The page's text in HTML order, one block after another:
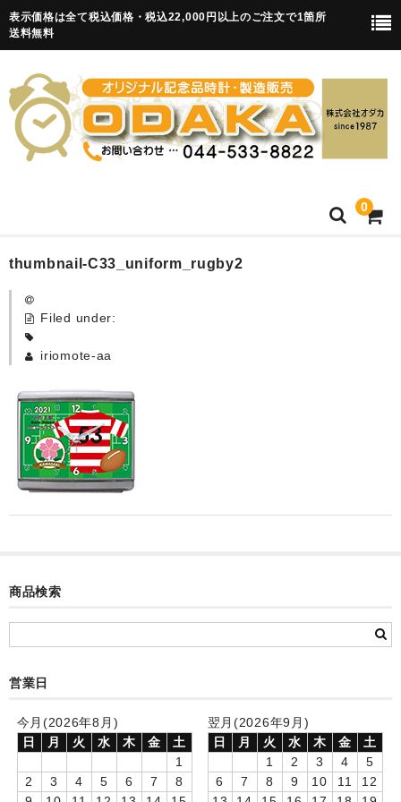
表示価格は全て税込価格・税込22,000円以上のご注文で1箇所
送料無料
0
HOME
卒園記念品
カード付フォトフレームクロック(集合)
目覚まし時計(集合＋個別)
メロディ時計(集合)
知育時計
制服メモリー
お絵かきギャラリー
自作オリジナル時計
thumbnail-C33_uniform_rugby2
Filed under:
iriomote-aa
商品検索
営業日
今月(2026年8月)
日
月 火 水 木 金
土
1
2
3 4 5 6 7
8
翌月(2026年9月)
日
月 火 水 木 金
土
1
2 3 4
5
6
7 8 9 10 11
12